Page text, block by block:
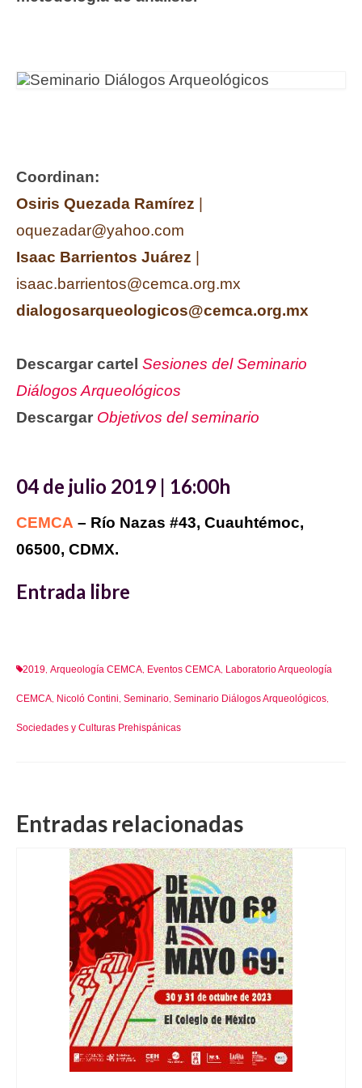
Coordinan:
Osiris Quezada Ramírez |
oquezadar@yahoo.com
Isaac Barrientos Juárez |
isaac.barrientos@cemca.org.mx
dialogosarqueologicos@cemca.org.mx
Descargar cartel Sesiones del Seminario
Diálogos Arqueológicos
Descargar Objetivos del seminario
04 de julio 2019 | 16:00h
CEMCA – Río Nazas #43, Cuauhtémoc,
06500, CDMX.
Entrada libre
2019 Arqueología CEMCA Eventos CEMCA Laboratorio Arqueología
CEMCA Nicoló Contini Seminario Seminario Diálogos Arqueológicos
Sociedades y Culturas Prehispánicas
Entradas relacionadas